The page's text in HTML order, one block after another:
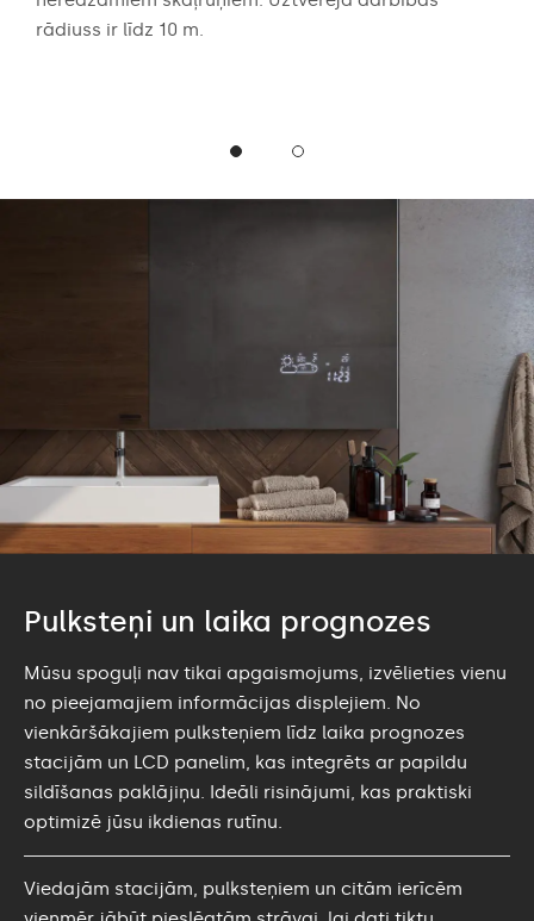
rādiuss ir līdz 10 m.
Pulksteņi un laika prognozes
Mūsu spoguļi nav tikai apgaismojums, izvēlieties vienu
no pieejamajiem informācijas displejiem. No
vienkāršākajiem pulksteņiem līdz laika prognozes
stacijām un LCD panelim, kas integrēts ar papildu
sildīšanas paklājiņu. Ideāli risinājumi, kas praktiski
optimizē jūsu ikdienas rutīnu.
Viedajām stacijām, pulksteņiem un citām ierīcēm